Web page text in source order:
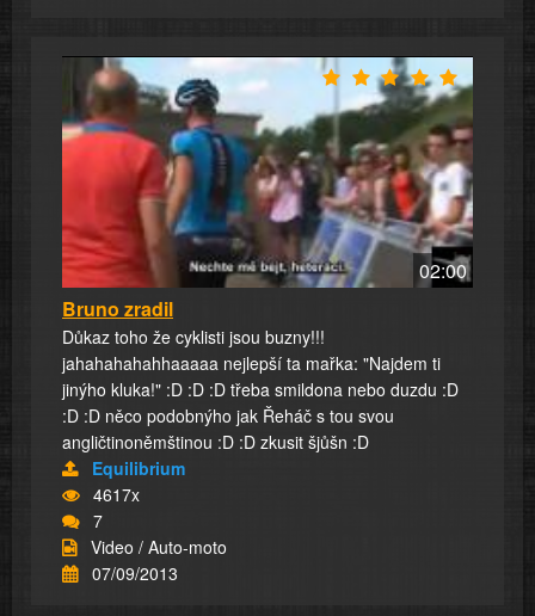
02:00
Bruno zradil
Důkaz toho že cyklisti jsou buzny!!!
jahahahahahhaaaaa nejlepší ta mařka: "Najdem ti
jinýho kluka!" :D :D :D třeba smildona nebo duzdu :D
:D :D něco podobnýho jak Řeháč s tou svou
angličtinoněmštinou :D :D zkusit šjůšn :D
Equilibrium
4617x
7
Video / Auto-moto
07/09/2013